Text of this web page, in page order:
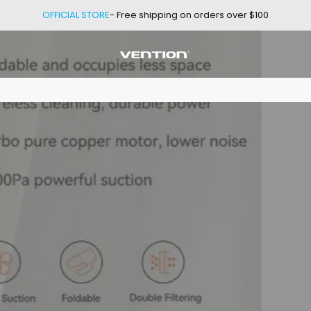
OFFICIAL STORE- Free shipping on orders over $100
Vention